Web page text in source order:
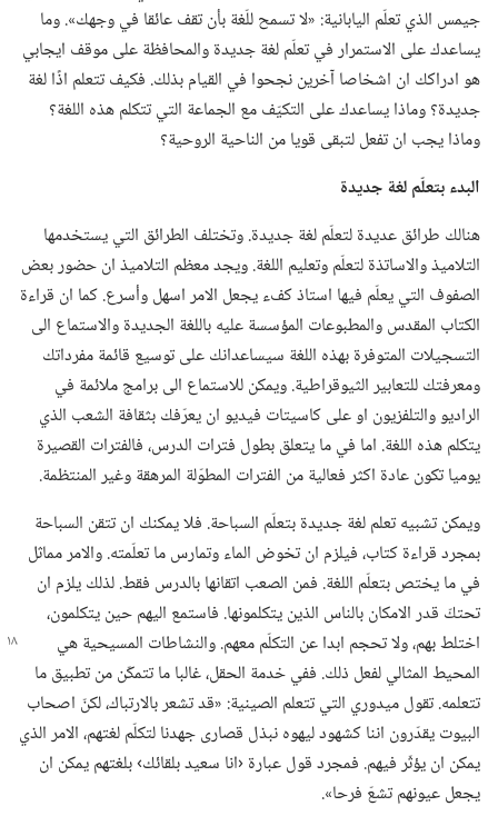
جيمس الذي تعلّم اليابانية:‏ «لا تسمح للّغة بأن تقف عائقا في وجهك».‏ وما
يساعدك على الاستمرار في تعلّم لغة جديدة والمحافظة على موقف ايجابي
هو ادراكك ان اشخاصا آخرين نجحوا في القيام بذلك.‏ فكيف تتعلم اذًا لغة
جديدة؟‏ وماذا يساعدك على التكيّف مع الجماعة التي تتكلم هذه اللغة؟‏
وماذا يجب ان تفعل لتبقى قويا من الناحية الروحية؟‏
البدء بتعلّم لغة جديدة
هنالك طرائق عديدة لتعلّم لغة جديدة.‏ وتختلف الطرائق التي يستخدمها
التلاميذ والاساتذة لتعلّم وتعليم اللغة.‏ ويجد معظم التلاميذ ان حضور بعض
الصفوف التي يعلّم فيها استاذ كفء يجعل الامر اسهل وأسرع.‏ كما ان قراءة
الكتاب المقدس والمطبوعات المؤسسة عليه باللغة الجديدة والاستماع الى
التسجيلات المتوفرة بهذه اللغة سيساعدانك على توسيع قائمة مفرداتك
ومعرفتك للتعابير الثيوقراطية.‏ ويمكن للاستماع الى برامج ملائمة في
الراديو والتلفزيون او على كاسيتات فيديو ان يعرّفك بثقافة الشعب الذي
يتكلم هذه اللغة.‏ اما في ما يتعلق بطول فترات الدرس،‏ فالفترات القصيرة
يوميا تكون عادة اكثر فعالية من الفترات المطوّلة المرهقة وغير المنتظمة.‏
ويمكن تشبيه تعلم لغة جديدة بتعلّم السباحة.‏ فلا يمكنك ان تتقن السباحة
بمجرد قراءة كتاب،‏ فيلزم ان تخوض الماء وتمارس ما تعلّمته.‏ والامر مماثل
في ما يختص بتعلّم اللغة.‏ فمن الصعب اتقانها بالدرس فقط.‏ لذلك يلزم ان
تحتكّ قدر الامكان بالناس الذين يتكلمونها.‏ فاستمع اليهم حين يتكلمون،‏
اختلط بهم،‏ ولا تحجم ابدا عن التكلّم معهم.‏ والنشاطات المسيحيةهي
المحيط المثالي لفعل ذلك.‏ ففي خدمة الحقل،‏ غالبا ما تتمكّن من تطبيق ما
تتعلمه.‏ تقول ميدوري التي تتعلم الصينية:‏ «قد تشعر بالارتباك،‏ لكنّ اصحاب
البيوت يقدّرون اننا كشهود ليهوه نبذل قصارى جهدنا لتكلّم لغتهم،‏ الامر الذي
يمكن ان يؤثّر فيهم.‏ فمجرد قول عبارة ‹انا سعيد بلقائك› بلغتهم يمكن ان
يجعل عيونهم تشعّ فرحا».‏